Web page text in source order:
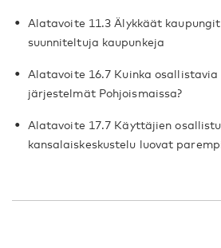
Alatavoite 11.3 Älykkäät
suunniteltuja kaupunkeja
Alatavoite 16.7 Kuinka
järjestelmät Pohjoismaissa?
Alatavoite 17.7 Käyttäjien
kansalaiskeskustelu luovat